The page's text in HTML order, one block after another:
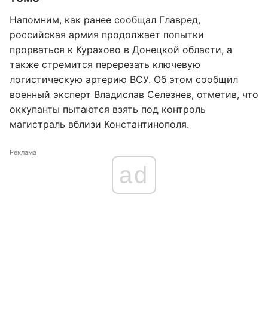
Напомним, как ранее сообщал Главред,
российская армия продолжает попытки
прорваться к Курахово в Донецкой области, а
также стремится перерезать ключевую
логистическую артерию ВСУ. Об этом сообщил
военный эксперт Владислав Селезнев, отметив, что
оккупанты пытаются взять под контроль
магистраль вблизи Константинополя.
Реклама
ad